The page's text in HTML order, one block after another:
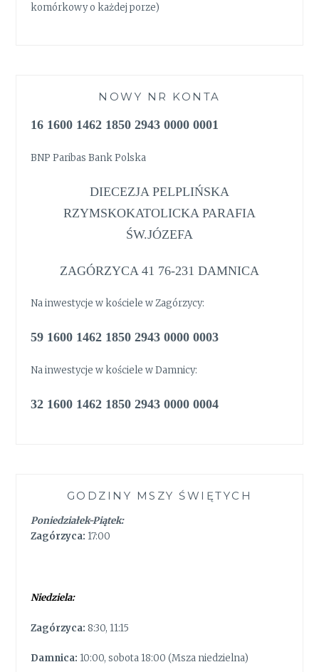
komórkowy o każdej porze)
NOWY NR KONTA
16 1600 1462 1850 2943 0000 0001
BNP Paribas Bank Polska
DIECEZJA PELPLIŃSKA
RZYMSKOKATOLICKA PARAFIA
ŚW.JÓZEFA
ZAGÓRZYCA 41 76-231 DAMNICA
Na inwestycje w kościele w Zagórzycy:
59 1600 1462 1850 2943 0000 0003
Na inwestycje w kościele w Damnicy:
32 1600 1462 1850 2943 0000 0004
GODZINY MSZY ŚWIĘTYCH
Poniedziałek-Piątek:
Zagórzyca: 17:00
Niedziela:
Zagórzyca: 8:30, 11:15
Damnica: 10:00, sobota 18:00 (Msza niedzielna)